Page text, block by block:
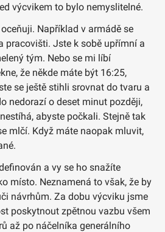
výcvikem to bylo nemyslitelné.
Například v armádě se
pracovišti. Jste k sobě upřímní a
tým. Nebo se mi líbí
že někde máte být 16:25,
se ještě stihli srovnat do tvaru a
nedorazí o deset minut později,
abyste počkali. Stejně tak
mlčí. Když máte naopak mluvit,
a vy se ho snažíte
místo. Neznamená to však, že by
návrhům. Za dobu výcviku jsme
poskytnout zpětnou vazbu všem
až po náčelníka generálního